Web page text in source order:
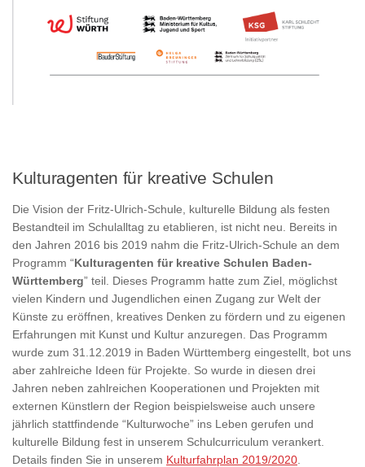
Kulturagenten für kreative Schulen
Die Vision der Fritz-Ulrich-Schule, kulturelle Bildung als festen
Bestandteil im Schulalltag zu etablieren, ist nicht neu. Bereits in
den Jahren 2016 bis 2019 nahm die Fritz-Ulrich-Schule an dem
Programm “Kulturagenten für kreative Schulen Baden-
Württemberg” teil. Dieses Programm hatte zum Ziel, möglichst
vielen Kindern und Jugendlichen einen Zugang zur Welt der
Künste zu eröffnen, kreatives Denken zu fördern und zu eigenen
Erfahrungen mit Kunst und Kultur anzuregen. Das Programm
wurde zum 31.12.2019 in Baden Württemberg eingestellt, bot uns
aber zahlreiche Ideen für Projekte. So wurde in diesen drei
Jahren neben zahlreichen Kooperationen und Projekten mit
externen Künstlern der Region beispielsweise auch unsere
jährlich stattfindende “Kulturwoche” ins Leben gerufen und
kulturelle Bildung fest in unserem Schulcurriculum verankert.
Details finden Sie in unserem Kulturfahrplan 2019/2020.